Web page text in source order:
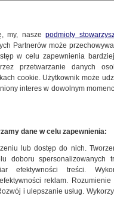
wydatków
my, naszepodmioty
Partnerów może
w celu zapewnienia
przetwarzanie danych
cookie. Użytkownik może
interes w dowolnym
dane w celu zapewnienia:
lub dostęp do nich.
doboru spersonalizowanych
efektywności treści.
reklam.
i ulepszanie usług.